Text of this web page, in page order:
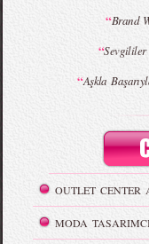
“Brand
“
“Aşkla
OUTLET CENTER
MODA